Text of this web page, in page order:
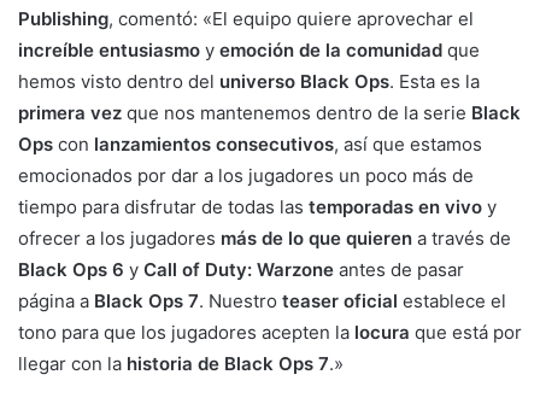
Publishing, comentó: «El equipo quiere aprovechar el
increíble entusiasmo y emoción de la comunidad que
hemos visto dentro del universo Black Ops. Esta es la
primera vez que nos mantenemos dentro de la serie Black
Ops con lanzamientos consecutivos, así que estamos
emocionados por dar a los jugadores un poco más de
tiempo para disfrutar de todas las temporadas en vivo y
ofrecer a los jugadores más de lo que quieren a través de
Black Ops 6 y Call of Duty: Warzone antes de pasar
página a Black Ops 7. Nuestro teaser oficial establece el
tono para que los jugadores acepten la locura que está por
llegar con la historia de Black Ops 7.»